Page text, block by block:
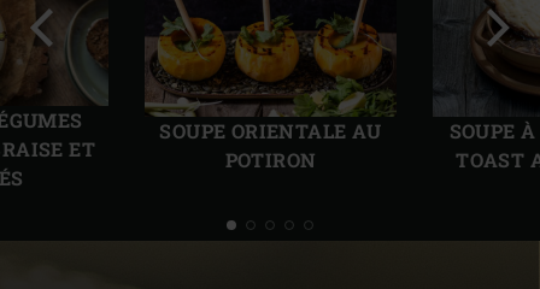
ET
SOUPE ORIENTALE AU
POTIRON
SOUPE
TOAST
Diapo
précédente